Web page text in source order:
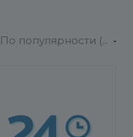
По популярности (возрастание)